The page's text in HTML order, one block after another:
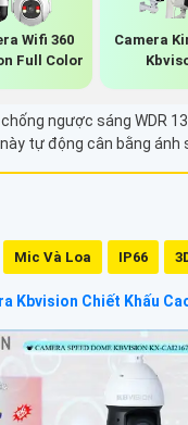
Wifi 360
Full Color
Camera
ngược sáng WDR
tự động cân bằng ánh
Mic Và Loa IP66
Kbvision Chiết Khấu